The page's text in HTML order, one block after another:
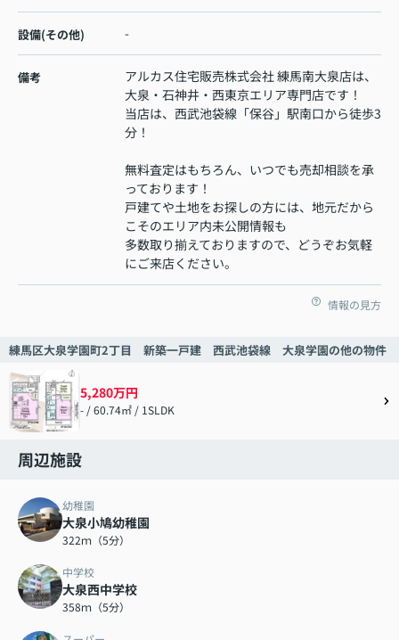
設備(その他) -
備考
アルカス住宅販売株式会社 練馬南大泉店は、
大泉・石神井・西東京エリア専門店です！
当店は、西武池袋線「保谷」駅南口から徒歩3
分！
無料査定はもちろん、いつでも売却相談を承
っております！
戸建てや土地をお探しの方には、地元だから
こそのエリア内未公開情報も
多数取り揃えておりますので、どうぞお気軽
にご来店ください。
情報の見方
練馬区大泉学園町2丁目 新築一戸建 西武池袋線 大泉学園の他の物件
5,280万円
- / 60.74㎡ / 1SLDK
周辺施設
幼稚園
大泉小鳩幼稚園
322ｍ（5分）
中学校
大泉西中学校
358ｍ（5分）